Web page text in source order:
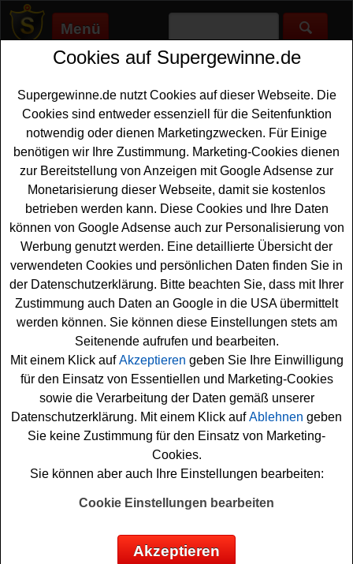
Menü
Supergewinne.de>Gewinnspiele>Reise Gewinnspiele>Klassik
Anzeige:
Anzeige:
Klassik Radio Gewinnspiel -
Ostsee Urlaub gewinnen
Wer gern einen schönenOstsee Urlaub gewinnen
möchte, sollte bei diesem kostenlosen Klassik Radio
Gewinnspiel mitmachen. Verlost werden dreimal drei
Übernachtungen mit Frühstück im 4-Sterne-Superior
Hotel Travel Charme Strandidyll Heringsdorf sowie
Ticketsfür das Konzert der New York Philharmonic am
20. Mai 2022. Falls Sie an dem Klassik Radio
Gewinnspiel teilnehmen und eine solches Konzert
Erlebnis und dieOstsee Reise gewinnenwollen, sollten
Sie gleich das kleine Formular ausfüllen und sich damit
Ihre Chance sichern. Denn nur, wer mitspielt, kann am
Ende auch gewinnen. Viel Glück!
Klassik Radio verlost 3x einen tollen
Ostsee Urlaub auf Usedom inkl. Konzert
Anzeige:
Cookies auf Supergewinne.de
Supergewinne.de nutzt Cookies auf dieser Webseite. Die
Cookies sind entweder essenziell für die Seitenfunktion
notwendig oder dienen Marketingzwecken. Für Einige
benötigen wir Ihre Zustimmung. Marketing-Cookies dienen
zur Bereitstellung von Anzeigen mit Google Adsense zur
Monetarisierung dieser Webseite, damit sie kostenlos
betrieben werden kann. Diese Cookies und Ihre Daten
können von Google Adsense auch zur Personalisierung von
Werbung genutzt werden. Eine detaillierte Übersicht der
verwendeten Cookies und persönlichen Daten finden Sie in
der Datenschutzerklärung. Bitte beachten Sie, dass mit Ihrer
Zustimmung auch Daten an Google in die USA übermittelt
werden können. Sie können diese Einstellungen stets am
Seitenende aufrufen und bearbeiten.
Mit einem Klick aufAkzeptieren geben Sie Ihre Einwilligung
für den Einsatz von Essentiellen und Marketing-Cookies
sowie die Verarbeitung der Daten gemäß unserer
Datenschutzerklärung. Mit einem Klick aufAblehnen geben
Sie keine Zustimmung für den Einsatz von Marketing-
Cookies.
Sie können aber auch Ihre Einstellungen bearbeiten:
Cookie Einstellungen bearbeiten
Akzeptieren